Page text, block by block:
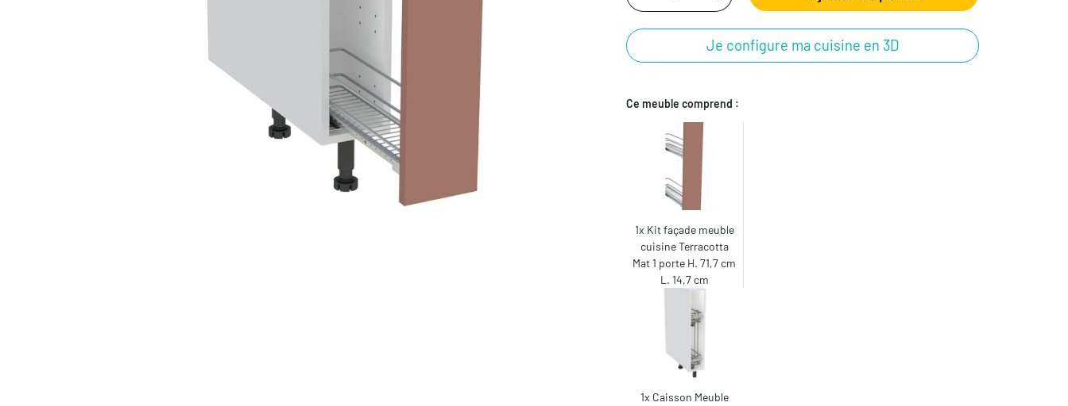
Je configure ma cuisine en 3D
Ce meuble comprend :
1x Kit façade meuble
cuisine Terracotta
Mat 1 porte H. 71,7 cm
L. 14,7 cm
1x Caisson Meuble